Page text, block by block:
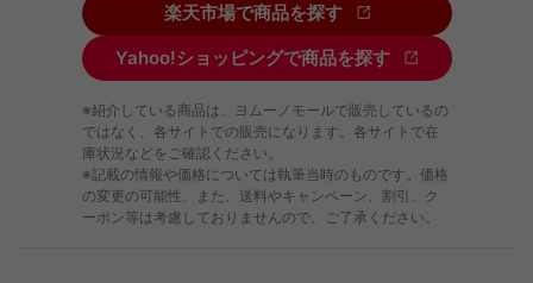
楽天市場で商品を探す
Yahoo!ショッピングで商品を探す
※紹介している商品は、ヨムーノモールで販売しているの
ではなく、各サイトでの販売になります。各サイトで在
庫状況などをご確認ください。
※記載の情報や価格については執筆当時のものです。価格
の変更の可能性、また、送料やキャンペーン、割引、ク
ーポン等は考慮しておりませんので、ご了承ください。